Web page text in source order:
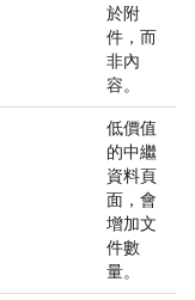
於附
件，而
非內
容。
低價值
的中繼
資料頁
面，會
增加文
件數
量。